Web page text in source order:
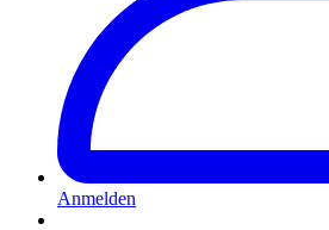
Anmelden